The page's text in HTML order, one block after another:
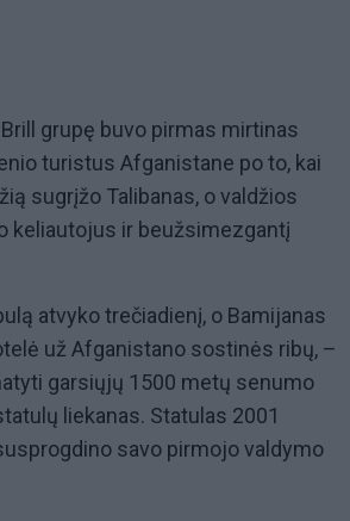
grupę buvo pirmas mirtinas
turistus Afganistane po to, kai
sugrįžo Talibanas, o valdžios
keliautojus ir beužsimezgantį
atvyko trečiadienį, o Bamijanas
už Afganistano sostinės ribų, –
garsiųjų 1500 metų senumo
liekanas. Statulas 2001
savo pirmojo valdymo